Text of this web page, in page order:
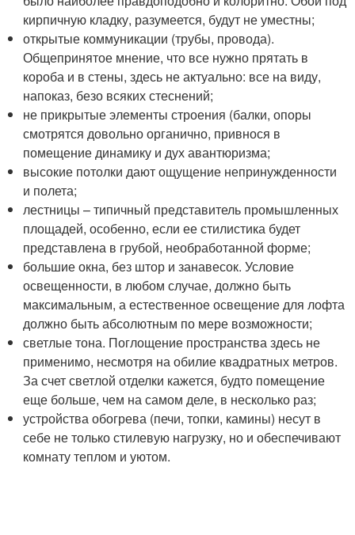
кирпичную кладку, разумеется, будут не уместны;
открытые коммуникации (трубы, провода).
Общепринятое мнение, что все нужно прятать в
короба и в стены, здесь не актуально: все на виду,
напоказ, безо всяких стеснений;
не прикрытые элементы строения (балки, опоры
смотрятся довольно органично, привнося в
помещение динамику и дух авантюризма;
высокие потолки дают ощущение непринужденности
и полета;
лестницы – типичный представитель промышленных
площадей, особенно, если ее стилистика будет
представлена в грубой, необработанной форме;
большие окна, без штор и занавесок. Условие
освещенности, в любом случае, должно быть
максимальным, а естественное освещение для лофта
должно быть абсолютным по мере возможности;
светлые тона. Поглощение пространства здесь не
применимо, несмотря на обилие квадратных метров.
За счет светлой отделки кажется, будто помещение
еще больше, чем на самом деле, в несколько раз;
устройства обогрева (печи, топки, камины) несут в
себе не только стилевую нагрузку, но и обеспечивают
комнату теплом и уютом.